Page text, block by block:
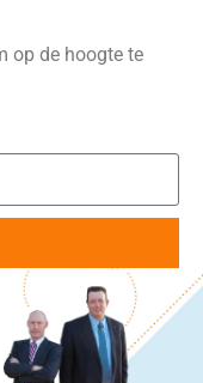
op de hoogte te